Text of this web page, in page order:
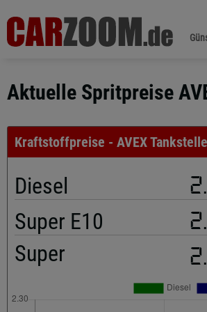
Aktuelle Spritpreise
Kraftstoffpreise - AVEX
Diesel
Super E10
Super